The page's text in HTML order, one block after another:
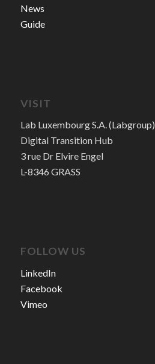
News
Guide
VISIT
Lab Luxembourg S.A. (Labgroup)
Digital Transition Hub
3 rue Dr Elvire Engel
L-8346 GRASS
FOLLOW US
LinkedIn
Facebook
Vimeo